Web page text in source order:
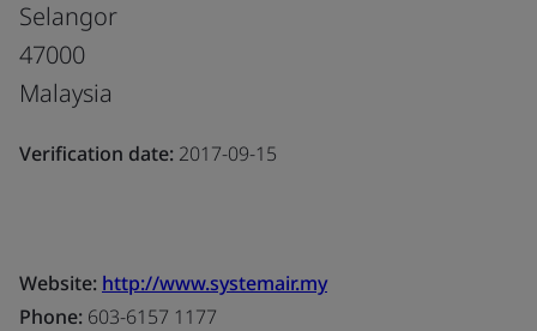
Selangor
47000
Malaysia
Verification date: 2017-09-15
Website: http://www.systemair.my
Phone: 603-6157 1177